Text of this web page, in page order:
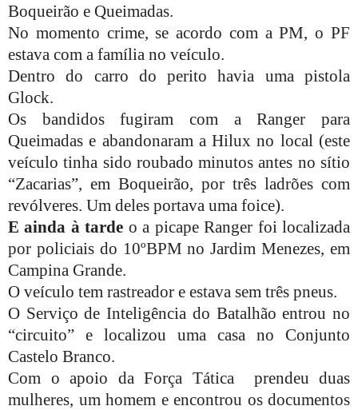
Boqueirão e Queimadas.
No momento crime, se acordo com a PM, o PF
estava com a família no veículo.
Dentro do carro do perito havia uma pistola
Glock.
Os bandidos fugiram com a Ranger para
Queimadas e abandonaram a Hilux no local (este
veículo tinha sido roubado minutos antes no sítio
“Zacarias”, em Boqueirão, por três ladrões com
revólveres. Um deles portava uma foice).
E ainda à tarde o a picape Ranger foi localizada
por policiais do 10ºBPM no Jardim Menezes, em
Campina Grande.
O veículo tem rastreador e estava sem três pneus.
O Serviço de Inteligência do Batalhão entrou no
“circuito” e localizou uma casa no Conjunto
Castelo Branco.
Com o apoio da Força Tática prendeu duas
mulheres, um homem e encontrou os documentos